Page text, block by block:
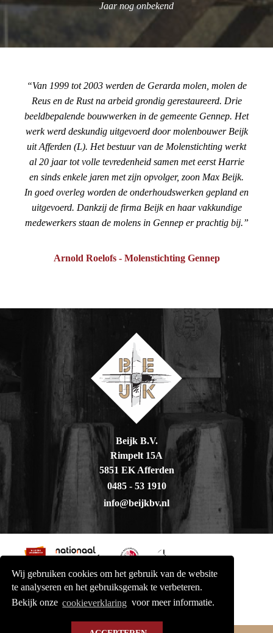
Wij gebruiken cookies om het gebruik van de website
te analyseren en het gebruiksgemak te verbeteren.
Bekijk onze cookieverklaring voor meer informatie.
Jaar nog onbekend
Van 1999 tot 2003 werden de Gerarda molen, molen de
Reus en de Rust na arbeid grondig gerestaureerd. Drie
beeldbepalende bouwwerken in de gemeente Gennep. Het
werk werd deskundig uitgevoerd door molenbouwer Beijk
uit Afferden (L). Het bestuur van de Molenstichting werkt
al 20 jaar tot volle tevredenheid samen met eerst Harrie
en sinds enkele jaren met zijn opvolger, zoon Max Beijk.
In goed overleg worden de onderhoudswerken gepland en
uitgevoerd. Dankzij de firma Beijk en haar vakkundige
medewerkers staan de molens in Gennep er prachtig bij.
Arnold Roelofs - Molenstichting Gennep
Beijk B.V.
Rimpelt 15A
5851 EK Afferden
0485 - 53 1910
info@beijkbv.nl